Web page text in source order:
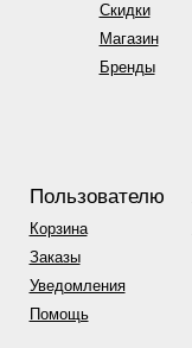
Скидки
Магазин
Бренды
Пользователю
Корзина
Заказы
Уведомления
Помощь